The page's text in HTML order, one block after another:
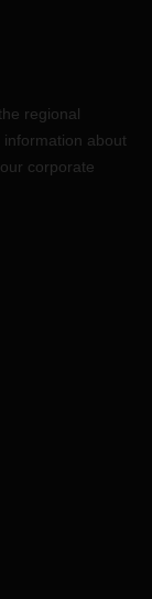
regional
about
corporate